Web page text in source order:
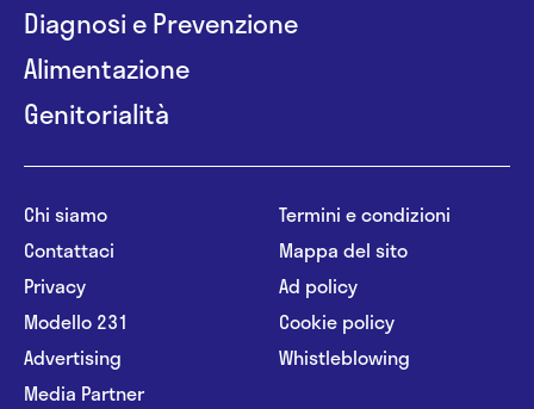
Diagnosi e Prevenzione
Alimentazione
Genitorialità
Chi siamo
Contattaci
Privacy
Modello 231
Advertising
Media Partner
Termini e condizioni
Mappa del sito
Ad policy
Cookie policy
Whistleblowing